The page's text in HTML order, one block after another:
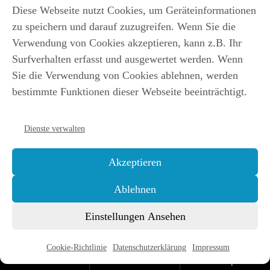
Diese Webseite nutzt Cookies, um Geräteinformationen
zu speichern und darauf zuzugreifen. Wenn Sie die
Verwendung von Cookies akzeptieren, kann z.B. Ihr
Surfverhalten erfasst und ausgewertet werden. Wenn
Sie die Verwendung von Cookies ablehnen, werden
bestimmte Funktionen dieser Webseite beeinträchtigt.
Dienste verwalten
Akzeptieren
Ablehnen
Einstellungen Ansehen
Cookie-Richtlinie Datenschutzerklärung Impressum
iFEB
Datenschutzerklärung
Cookie-Richtlinie (EU)
Kostenlos
Hörbücher
Einladung